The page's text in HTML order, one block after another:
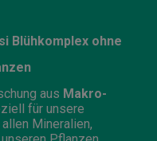
Blühkomplex ohne
aus Makro-
für unsere
Mineralien,